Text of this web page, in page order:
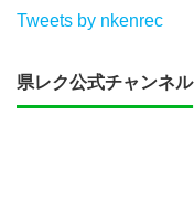
Tweets by nkenrec
県レク公式チャンネル